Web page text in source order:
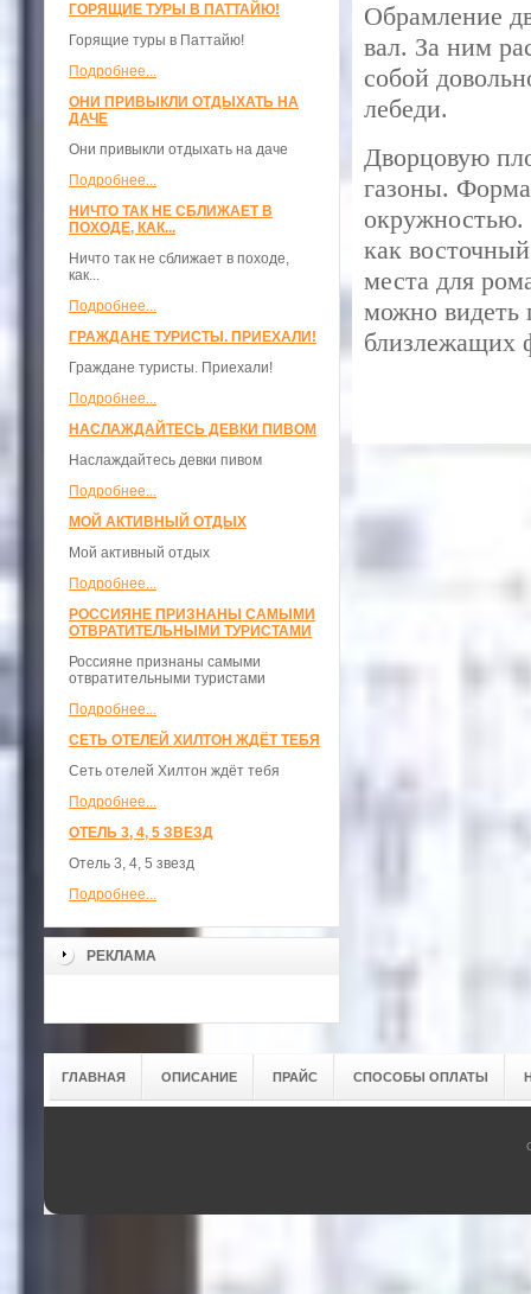
ГОРЯЩИЕ ТУРЫ В ПАТТАЙЮ!
Горящие туры в Паттайю!
Подробнее...
ОНИ ПРИВЫКЛИ ОТДЫХАТЬ НА
ДАЧЕ
Они привыкли отдыхать на даче
Подробнее...
НИЧТО ТАК НЕ СБЛИЖАЕТ В
ПОХОДЕ, КАК...
Ничто так не сближает в походе,
как...
Подробнее...
ГРАЖДАНЕ ТУРИСТЫ. ПРИЕХАЛИ!
Граждане туристы. Приехали!
Подробнее...
НАСЛАЖДАЙТЕСЬ ДЕВКИ ПИВОМ
Наслаждайтесь девки пивом
Подробнее...
МОЙ АКТИВНЫЙ ОТДЫХ
Мой активный отдых
Подробнее...
РОССИЯНЕ ПРИЗНАНЫ САМЫМИ
ОТВРАТИТЕЛЬНЫМИ ТУРИСТАМИ
Россияне признаны самыми
отвратительными туристами
Подробнее...
СЕТЬ ОТЕЛЕЙ ХИЛТОН ЖДЁТ ТЕБЯ
Сеть отелей Хилтон ждёт тебя
Подробнее...
ОТЕЛЬ 3, 4, 5 ЗВЕЗД
Отель 3, 4, 5 звезд
Подробнее...
РЕКЛАМА
Обрамление
вал. За ним
собой
лебеди.
Дворцовую
газоны. Форма
окружностью.
как
места для
можно
близлежащих
ГЛАВНАЯ ОПИСАНИЕ ПРАЙС СПОСОБЫ ОПЛАТЫ